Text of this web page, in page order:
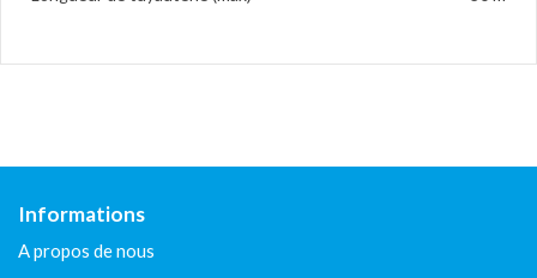
Informations
A propos de nous